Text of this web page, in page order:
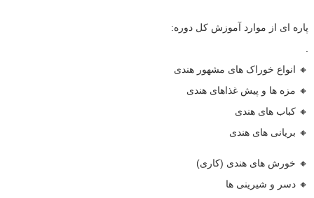
پاره ای از موارد آموزش کل دوره:
.
🔸 انواع خوراک های مشهور هندی
🔸 مزه ها و پیش غذاهای هندی
🔸 کباب های هندی
🔸 بریانی های هندی
🔸 خورش های هندی (کاری)
🔸 دسر و شیرینی ها